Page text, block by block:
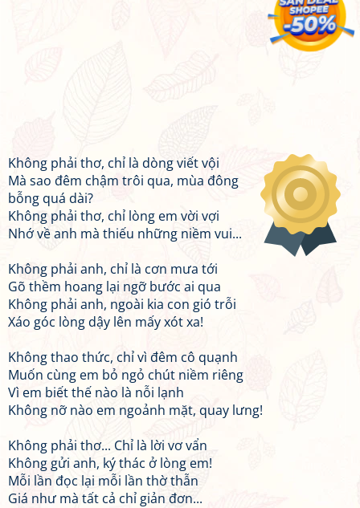
Không phải thơ, chỉ là dòng viết vội
Mà sao đêm chậm trôi qua, mùa đông
bỗng quá dài?
Không phải thơ, chỉ lòng em vời vợi
Nhớ về anh mà thiếu những niềm vui...
Không phải anh, chỉ là cơn mưa tới
Gõ thềm hoang lại ngỡ bước ai qua
Không phải anh, ngoài kia con gió trỗi
Xáo góc lòng dậy lên mấy xót xa!
Không thao thức, chỉ vì đêm cô quạnh
Muốn cùng em bỏ ngỏ chút niềm riêng
Vì em biết thế nào là nỗi lạnh
Không nỡ nào em ngoảnh mặt, quay lưng!
Không phải thơ... Chỉ là lời vơ vẩn
Không gửi anh, ký thác ở lòng em!
Mỗi lần đọc lại mỗi lần thờ thẫn
Giá như mà tất cả chỉ giản đơn...